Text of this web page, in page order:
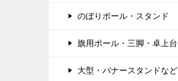
のぼりポール・スタンド
旗用ポール・三脚・卓上台
大型・バナースタンドなど